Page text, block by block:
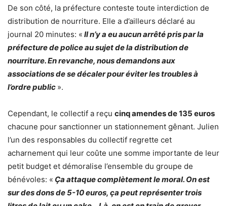
De son côté, la préfecture conteste toute interdiction de
distribution de nourriture. Elle a d’ailleurs déclaré au
journal 20 minutes: « Il n’y a eu aucun arrêté pris par la
préfecture de police au sujet de la distribution de
nourriture. En revanche, nous demandons aux
associations de se décaler pour éviter les troubles à
l’ordre public ».
Cependant, le collectif a reçu cinq amendes de 135 euros
chacune pour sanctionner un stationnement gênant. Julien
l’un des responsables du collectif regrette cet
acharnement qui leur coûte une somme importante de leur
petit budget et démoralise l’ensemble du groupe de
bénévoles: « Ça attaque complètement le moral. On est
sur des dons de 5-10 euros, ça peut représenter trois